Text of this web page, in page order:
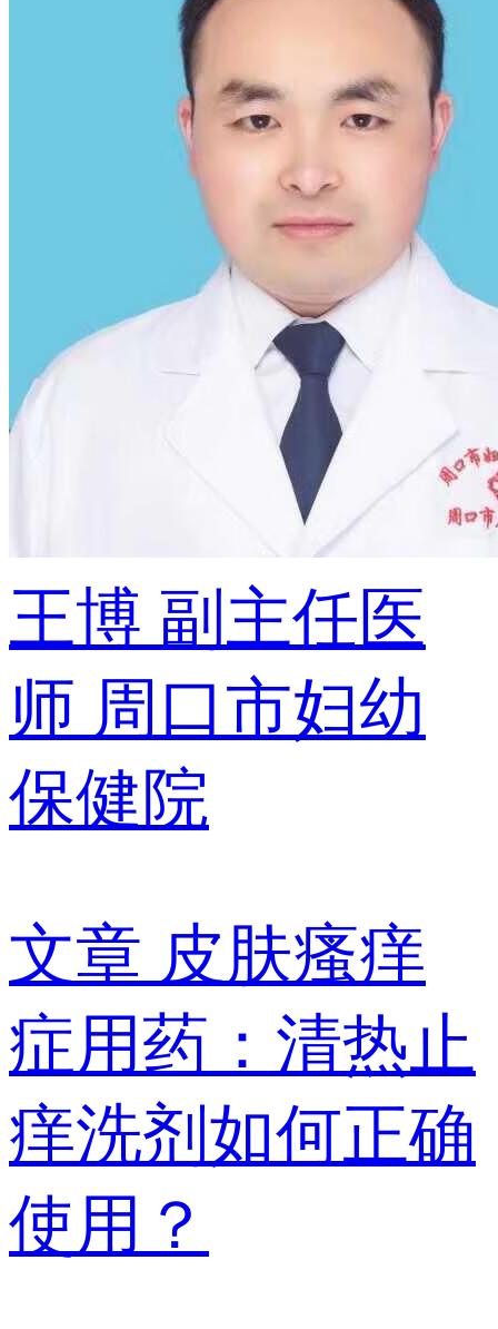
王博 副主任医
师 周口市妇幼
保健院
文章 皮肤瘙痒
症用药：清热止
痒洗剂如何正确
使用？